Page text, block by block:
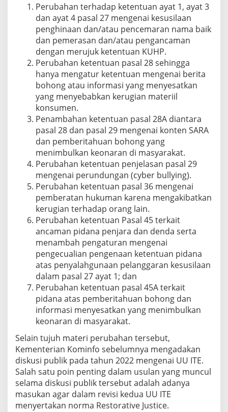
Perubahan terhadap ketentuan ayat 1, ayat 3
dan ayat 4 pasal 27 mengenai kesusilaan
penghinaan dan/atau pencemaran nama baik
dan pemerasan dan/atau pengancaman
dengan merujuk ketentuan KUHP.
Perubahan ketentuan pasal 28 sehingga
hanya mengatur ketentuan mengenai berita
bohong atau informasi yang menyesatkan
yang menyebabkan kerugian materiil
konsumen.
Penambahan ketentuan pasal 28A diantara
pasal 28 dan pasal 29 mengenai konten SARA
dan pemberitahuan bohong yang
menimbulkan keonaran di masyarakat.
Perubahan ketentuan penjelasan pasal 29
mengenai perundungan (cyber bullying).
Perubahan ketentuan pasal 36 mengenai
pemberatan hukuman karena mengakibatkan
kerugian terhadap orang lain.
Perubahan ketentuan Pasal 45 terkait
ancaman pidana penjara dan denda serta
menambah pengaturan mengenai
pengecualian pengenaan ketentuan pidana
atas penyalahgunaan pelanggaran kesusilaan
dalam pasal 27 ayat 1; dan
Perubahan ketentuan pasal 45A terkait
pidana atas pemberitahuan bohong dan
informasi menyesatkan yang menimbulkan
keonaran di masyarakat.
Selain tujuh materi perubahan tersebut,
Kementerian Kominfo sebelumnya mengadakan
diskusi publik pada tahun 2022 mengenai UU ITE.
Salah satu poin penting dalam usulan yang muncul
selama diskusi publik tersebut adalah adanya
masukan agar dalam revisi kedua UU ITE
menyertakan norma Restorative Justice.